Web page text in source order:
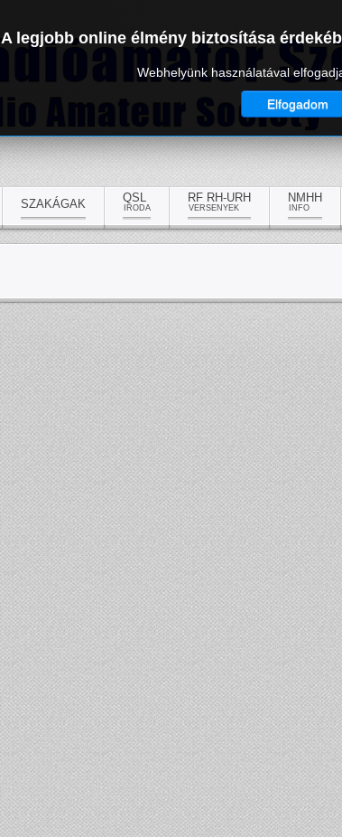
SZAKÁGAK QSL
IRODA
RF RH-URH
VERSENYEK
NMHH
INFO
A legjobb online élmény biztosítása
Webhelyünk használatával
Elfogadom